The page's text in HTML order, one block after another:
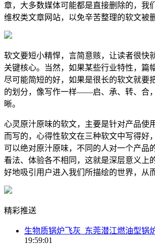
章，大多数媒体可能都是直接删除的，我
维权类文章网站，以免辛苦整理的软文被
软文要短小精悍，言简意赅，让读者很快
关键核心。当然，如果某些行业特性，篇
尽可能简短的好，如果是很长的软文就要
的划分，像写作一样——启、承、转、合
晰。
心灵原汁原味的软文，主要是针对产品使
而写的，心得性软文在三种软文中写得好
可以绝对原汁原味，不同的人对一个产品
看法、体验各不相同，这就是深层意义上
好地吸引用户进入我们所描绘的世界，从
精彩推送
生物质锅炉飞灰_东莞潜江燃油型锅
19:59:01